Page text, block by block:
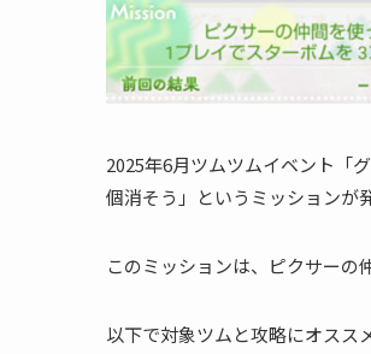
2025年6月ツムツムイベント「
個消そう」というミッションが
このミッションは、ピクサーの
以下で対象ツムと攻略にオスス